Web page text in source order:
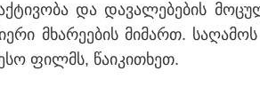
და და­ვა­ლე­ბე­ბის
მხა­რე­ე­ბის მი­მართ.
ფილ­მს, წა­ი­კი­თხეთ.